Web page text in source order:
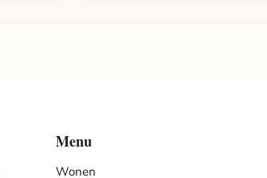
Menu
Wonen